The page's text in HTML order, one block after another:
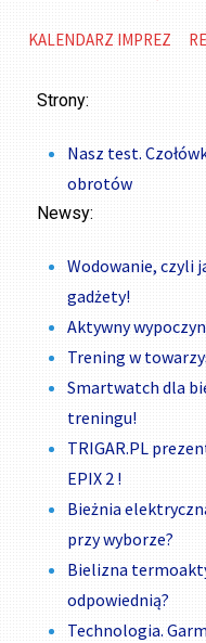
KALENDARZ IMPREZ
Strony:
Nasz test.
obrotów
Newsy:
Wodowanie, czyli
gadżety!
Aktywny
Trening w
Smartwatch dla
treningu!
TRIGAR.PL
EPIX 2 !
Bieżnia
przy wyborze?
Bielizna
odpowiednią?
Technologia.